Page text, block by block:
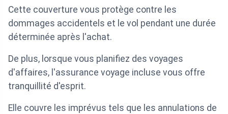
Cette couverture vous protège contre les
dommages accidentels et le vol pendant une durée
déterminée après l'achat.
De plus, lorsque vous planifiez des voyages
d'affaires, l'assurance voyage incluse vous offre
tranquillité d'esprit.
Elle couvre les imprévus tels que les annulations de